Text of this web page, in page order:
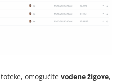
omogućite vodene žigove,